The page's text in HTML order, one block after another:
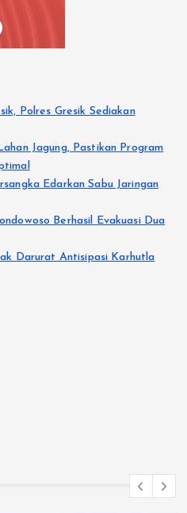
Polres Gresik Sediakan
Jagung, Pastikan Program
Edarkan Sabu Jaringan
Berhasil Evakuasi Dua
Darurat Antisipasi Karhutla